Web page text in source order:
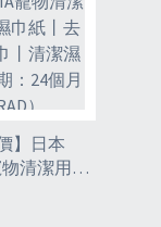
】日本
物清潔用品
去淚痕濕
巾 保質